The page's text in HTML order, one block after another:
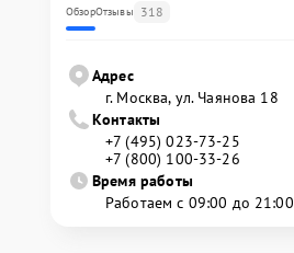
ОбзорОтзывы 318
Адрес
г. Москва, ул. Чаянова 18
Контакты
+7 (495) 023-73-25
+7 (800) 100-33-26
Время работы
Работаем с 09:00 до 21:00